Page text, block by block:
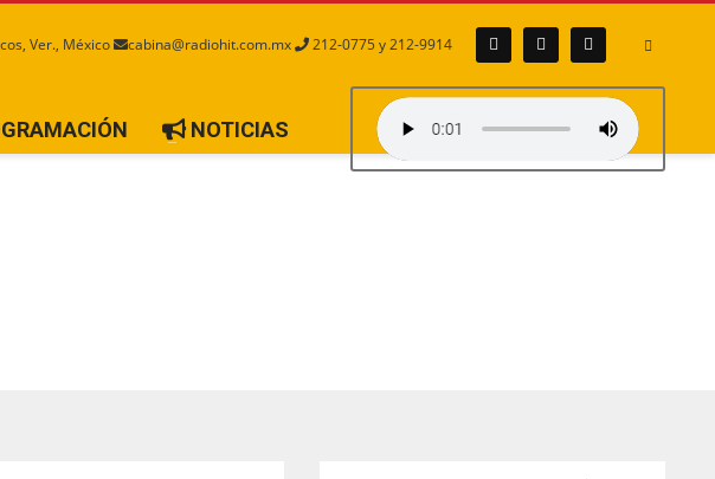
Ver., México cabina@radiohit.com.mx 212-0775 y 212-9914
NOTICIAS